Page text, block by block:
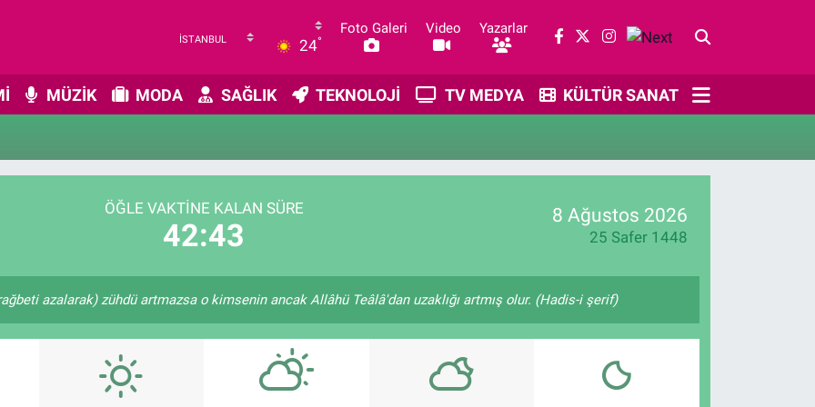
24°
Foto Galeri Video Yazarlar
MÜZİK MODA SAĞLIK TEKNOLOJİ TV MEDYA KÜLTÜR SANAT
ÖĞLE VAKTINE KALAN SÜRE
42:43
8 Ağustos 2026
25 Safer 1448
azalarak) zühdü artmazsa o kimsenin ancak Allâhü Teâlâ'dan uzaklığı artmış olur. (Hadis-i şerif)